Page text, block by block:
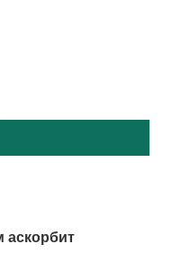
аскорбит